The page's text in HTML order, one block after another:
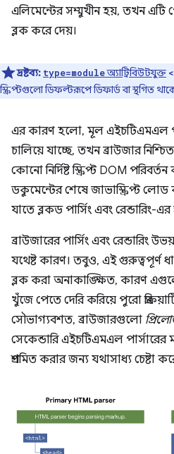
এলিমেন্টের সম্মুখীন হয়, তখন এটি
ব্লক করে দেয়।
দ্রষ্টব্য: type=moduleঅ্যাট্রিবিউটযুক্ত
স্ক্রিপ্টগুলো ডিফল্টরূপে ডিফার্ড বা স্থগিত
এর কারণ হলো, মূল এইচটিএমএল
চালিয়ে যাচ্ছে, তখন ব্রাউজার
কোনো নির্দিষ্ট স্ক্রিপ্ট DOM
ডকুমেন্টের শেষে জাভাস্ক্রিপ্ট লোড
যাতে ব্লকড পার্সিং এবং রেন্ডারিং-
ব্রাউজারের পার্সিং এবং রেন্ডারিং
যথেষ্ট কারণ। তবুও, এই
ব্লক করা অনাকাঙ্ক্ষিত, কারণ
খুঁজে পেতে দেরি করিয়ে পুরো
সৌভাগ্যবশত, ব্রাউজারগুলো
সেকেন্ডারি এইচটিএমএল
প্রশমিত করার জন্য যথাসাধ্য চেষ্টা